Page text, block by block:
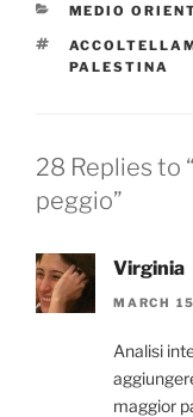
CATEGORIES
MEDIO
TAGS
PALESTINA
28 Replies to
peggio”
Virginia
MARCH
Analisi
maggior